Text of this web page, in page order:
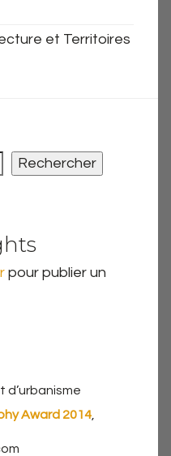
et Territoires
Rechercher
pour publier un
Award 2014